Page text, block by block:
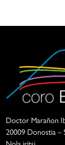
Easo
Abesbatza
Asociación
Coro
Doctor Marañon
20009 Donostia –